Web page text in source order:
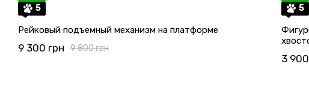
5
Рейковый подъемный механизм на платформе
9 800 грн
9 300 грн
5
3